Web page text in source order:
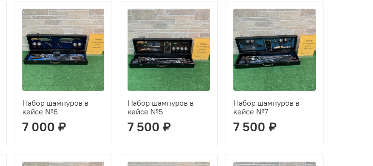
Набор шампуров в
кейсе №6
7 000 ₽
Набор шампуров в
кейсе №5
7 500 ₽
Набор шампуров в
кейсе №7
7 500 ₽